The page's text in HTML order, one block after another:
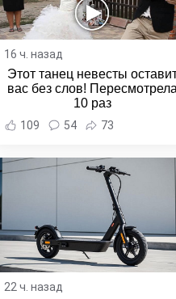
16 ч. назад
Этот танец невесты
вас без слов! Пересмотрела
10 раз
109 54 73
22 ч. назад